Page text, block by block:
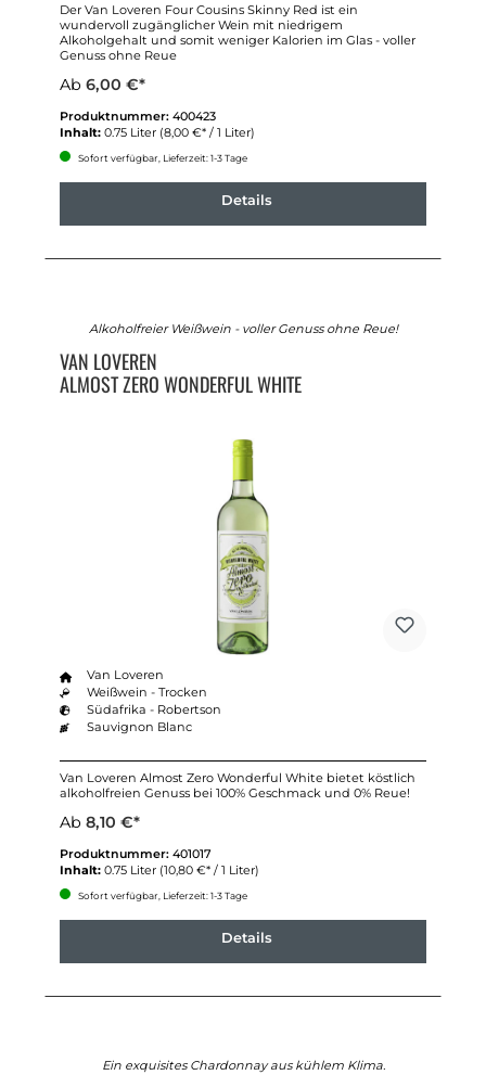
Der Van Loveren Four Cousins Skinny Red ist ein
wundervoll zugänglicher Wein mit niedrigem
Alkoholgehalt und somit weniger Kalorien im Glas - voller
Genuss ohne Reue
Ab 6,00 €*
Produktnummer: 400423
Inhalt: 0.75 Liter (8,00 €* / 1 Liter)
Sofort verfügbar, Lieferzeit: 1-3 Tage
Details
Alkoholfreier Weißwein - voller Genuss ohne Reue!
VAN LOVEREN
ALMOST ZERO WONDERFUL WHITE
Van Loveren
Weißwein - Trocken
Südafrika - Robertson
Sauvignon Blanc
Van Loveren Almost Zero Wonderful White bietet köstlich
alkoholfreien Genuss bei 100% Geschmack und 0% Reue!
Ab 8,10 €*
Produktnummer: 401017
Inhalt: 0.75 Liter (10,80 €* / 1 Liter)
Sofort verfügbar, Lieferzeit: 1-3 Tage
Details
Ein exquisites Chardonnay aus kühlem Klima.